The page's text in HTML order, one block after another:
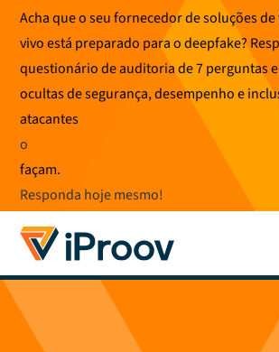
Saltar
para
conteúdo
Acha que o seu fornecedor de soluções
vivo está preparado para o deepfake?
questionário de auditoria de 7 perguntas
ocultas de segurança, desempenho e
atacantes
o
façam.
Responda hoje mesmo!